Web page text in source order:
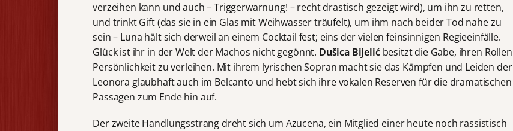
verzeihen kann und auch – Triggerwarnung! – recht drastisch gezeigt wird), um ihn zu retten,
und trinkt Gift (das sie in ein Glas mit Weihwasser träufelt), um ihm nach beider Tod nahe zu
sein – Luna hält sich derweil an einem Cocktail fest; eins der vielen feinsinnigen Regieeinfälle.
Glück ist ihr in der Welt der Machos nicht gegönnt. Dušica Bijelićbesitzt die Gabe, ihren Rollen
Persönlichkeit zu verleihen. Mit ihrem lyrischen Sopran macht sie das Kämpfen und Leiden der
Leonora glaubhaft auch im Belcanto und hebt sich ihre vokalen Reserven für die dramatischen
Passagen zum Ende hin auf.
Der zweite Handlungsstrang dreht sich um Azucena, ein Mitglied einer heute noch rassistisch